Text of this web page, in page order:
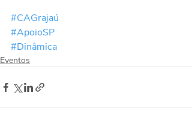
#CAGrajaú
#ApoioSP
#Dinâmica
Eventos